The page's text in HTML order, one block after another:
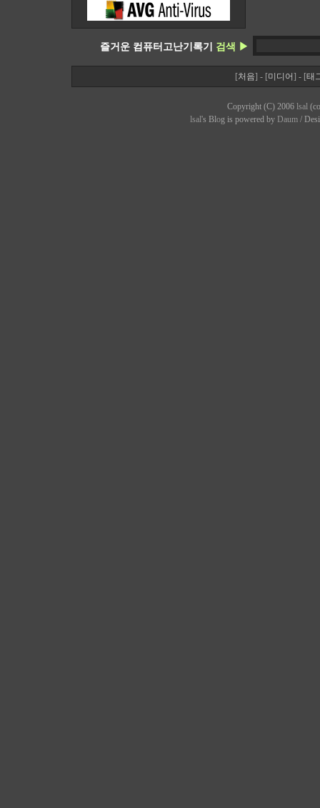
즐거운 컴퓨터고난기록기 검색 ▶
[처음] - [미디어] - [태
Copyright (C) 2006 lsal
lsal's Blog is powered by Daum/